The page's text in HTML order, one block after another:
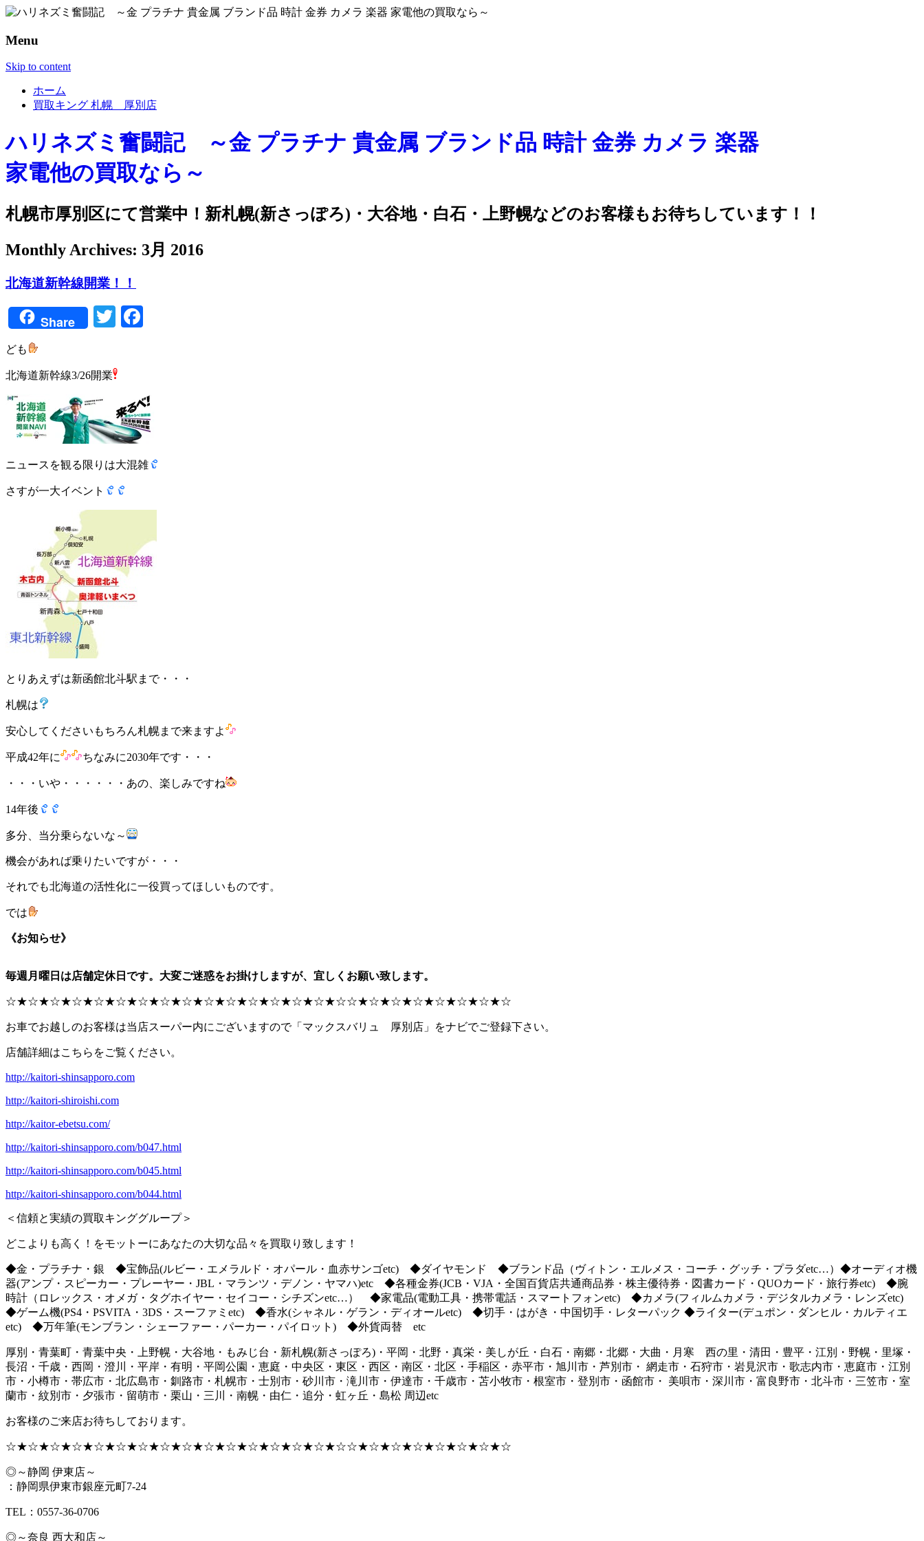
Menu
Skip to content
ホーム
買取キング 札幌 厚別店
Monthly Archives: 3月 2016
北海道新幹線開業！！
Share Twitter
ども
北海道新幹線3/26開業
ニュースを観る限りは大混雑
さすが一大イベント
とりあえずは新函館北斗駅まで・・・
札幌は
安心してくださいもちろん札幌まで来ますよ
平成42年に ちなみに2030年です・・・
・・・いや・・・・・・あの、楽しみですね
14年後
多分、当分乗らないな～
機会があれば乗りたいですが・・・
それでも北海道の活性化に一役買ってほしいものです。
では
《お知らせ》
毎週月曜日は店舗定休日です。大変ご迷惑をお掛けしますが、宜しくお願い致します。
☆★☆★☆★☆★☆★☆★☆★☆★☆★☆★☆★☆★☆★☆★☆★☆☆★☆★☆★☆★☆★☆★☆★☆
お車でお越しのお客様は当店スーパー内にございますので「マックスバリュ 厚別店」をナビでご登録下さい。
店舗詳細はこちらをご覧ください。
http://kaitori-shinsapporo.com
http://kaitori-shiroishi.com
http://kaitor-ebetsu.com/
http://kaitori-shinsapporo.com/b047.html
http://kaitori-shinsapporo.com/b045.html
http://kaitori-shinsapporo.com/b044.html
＜信頼と実績の買取キンググループ＞
どこよりも高く！をモットーにあなたの大切な品々を買取り致します！
◆金・プラチナ・銀 ◆宝飾品(ルビー・エメラルド・オパール・血赤サンゴetc) ◆ダイヤモンド ◆ブランド品（ヴィトン・エルメス・コーチ・グッチ・プラダetc…）◆オーディオ機
器(アンプ・スピーカー・プレーヤー・JBL・マランツ・デノン・ヤマハ)etc ◆各種金券(JCB・VJA・全国百貨店共通商品券・株主優待券・図書カード・QUOカード・旅行券etc) ◆腕
時計（ロレックス・オメガ・タグホイヤー・セイコー・シチズンetc…） ◆家電品(電動工具・携帯電話・スマートフォンetc) ◆カメラ(フィルムカメラ・デジタルカメラ・レンズetc)
◆ゲーム機(PS4・PSVITA・3DS・スーファミetc) ◆香水(シャネル・ゲラン・ディオールetc) ◆切手・はがき・中国切手・レターパック ◆ライター(デュポン・ダンヒル・カルティエ
etc) ◆万年筆(モンブラン・シェーファー・パーカー・パイロット) ◆外貨両替 etc
厚別・青葉町・青葉中央・上野幌・大谷地・もみじ台・新札幌(新さっぽろ)・平岡・北野・真栄・美しが丘・白石・南郷・北郷・大曲・月寒 西の里・清田・豊平・江別・野幌・里塚・
長沼・千歳・西岡・澄川・平岸・有明・平岡公園・恵庭・中央区・東区・西区・南区・北区・手稲区・赤平市・旭川市・芦別市・ 網走市・石狩市・岩見沢市・歌志内市・恵庭市・江別
市・小樽市・帯広市・北広島市・釧路市・札幌市・士別市・砂川市・滝川市・伊達市・千歳市・苫小牧市・根室市・登別市・函館市・ 美唄市・深川市・富良野市・北斗市・三笠市・室
蘭市・紋別市・夕張市・留萌市・栗山・三川・南幌・由仁・追分・虹ヶ丘・島松 周辺etc
お客様のご来店お待ちしております。
☆★☆★☆★☆★☆★☆★☆★☆★☆★☆★☆★☆★☆★☆★☆★☆☆★☆★☆★☆★☆★☆★☆★☆
◎～静岡 伊東店～
：静岡県伊東市銀座元町7-24
TEL：0557-36-0706
◎～奈良 西大和店～